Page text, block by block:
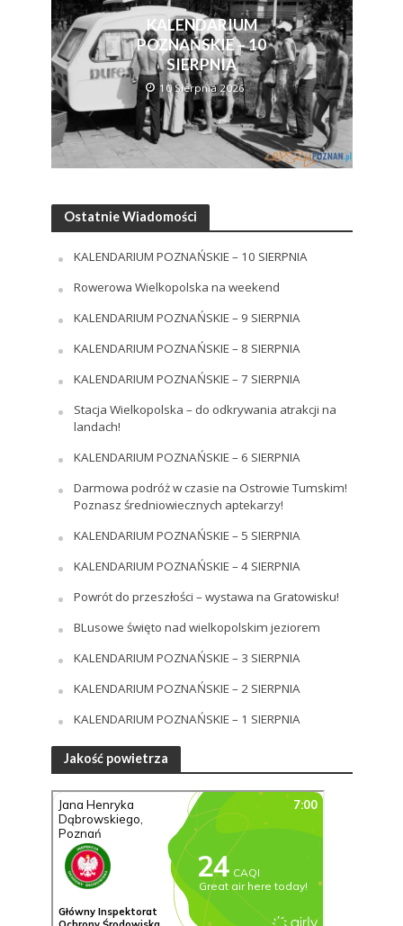
KALENDARIUM
POZNAŃSKIE – 10
SIERPNIA
10 Sierpnia 2026
Ostatnie Wiadomości
KALENDARIUM POZNAŃSKIE – 10 SIERPNIA
Rowerowa Wielkopolska na weekend
KALENDARIUM POZNAŃSKIE – 9 SIERPNIA
KALENDARIUM POZNAŃSKIE – 8 SIERPNIA
KALENDARIUM POZNAŃSKIE – 7 SIERPNIA
Stacja Wielkopolska – do odkrywania atrakcji na
landach!
KALENDARIUM POZNAŃSKIE – 6 SIERPNIA
Darmowa podróż w czasie na Ostrowie Tumskim!
Poznasz średniowiecznych aptekarzy!
KALENDARIUM POZNAŃSKIE – 5 SIERPNIA
KALENDARIUM POZNAŃSKIE – 4 SIERPNIA
Powrót do przeszłości – wystawa na Gratowisku!
BLusowe święto nad wielkopolskim jeziorem
KALENDARIUM POZNAŃSKIE – 3 SIERPNIA
KALENDARIUM POZNAŃSKIE – 2 SIERPNIA
KALENDARIUM POZNAŃSKIE – 1 SIERPNIA
Jakość powietrza